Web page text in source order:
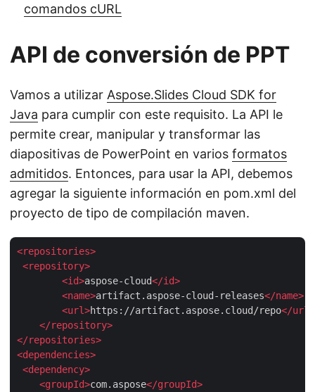
comandos cURL
API de conversión de PPT
Vamos a utilizar Aspose.Slides Cloud SDK for
Java para cumplir con este requisito. La API le
permite crear, manipular y transformar las
diapositivas de PowerPoint en varios formatos
admitidos. Entonces, para usar la API, debemos
agregar la siguiente información en pom.xml del
proyecto de tipo de compilación maven.
<repositories>
<repository>
<id>aspose-cloud</id>
<name>artifact.aspose-cloud-releases</name>
<url>https://artifact.aspose.cloud/repo</url
</repository>
</repositories>
<dependencies>
<dependency>
<groupId>com.aspose</groupId>